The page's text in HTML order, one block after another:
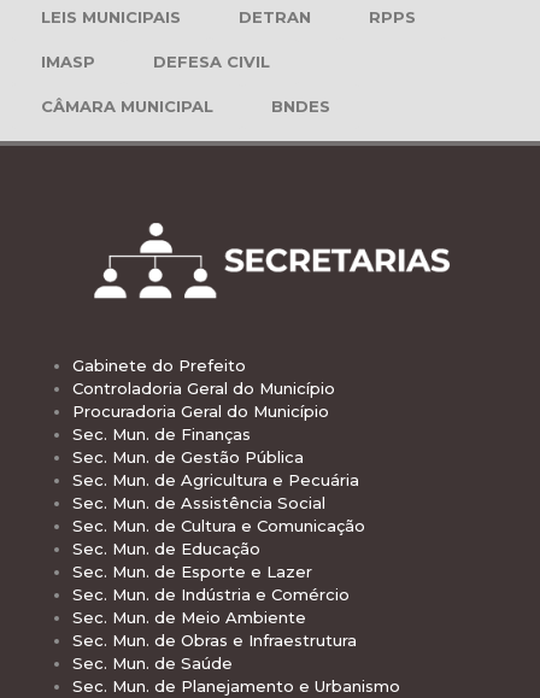
LEIS MUNICIPAIS DETRAN RPPS
IMASP DEFESA CIVIL
CÂMARA MUNICIPAL BNDES
Gabinete do Prefeito
Controladoria Geral do Município
Procuradoria Geral do Município
Sec. Mun. de Finanças
Sec. Mun. de Gestão Pública
Sec. Mun. de Agricultura e Pecuária
Sec. Mun. de Assistência Social
Sec. Mun. de Cultura e Comunicação
Sec. Mun. de Educação
Sec. Mun. de Esporte e Lazer
Sec. Mun. de Indústria e Comércio
Sec. Mun. de Meio Ambiente
Sec. Mun. de Obras e Infraestrutura
Sec. Mun. de Saúde
Sec. Mun. de Planejamento e Urbanismo